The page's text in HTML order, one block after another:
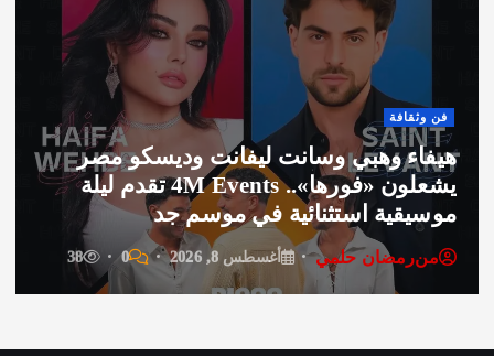
العرب والعالم
أحمد ومحمد حدارة… بصمة إنسانية وأعمال
خيرية جعلتهما محل تقدير واحترام
منرمضان حلمي أغسطس 7, 2026 0